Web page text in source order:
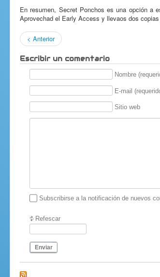
En resumen, Secret Ponchos es una opción a
Aprovechad el Early Access y llevaos dos
< Anterior
Escribir un comentario
Nombre
E-mail
Sitio web
Subscribirse a la notificación de nuevos
Refescar
Enviar